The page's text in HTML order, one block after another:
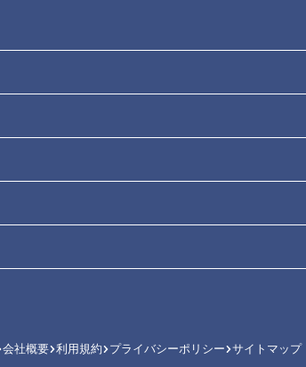
会社概要 利用規約 プライバシーポリシー サイトマップ